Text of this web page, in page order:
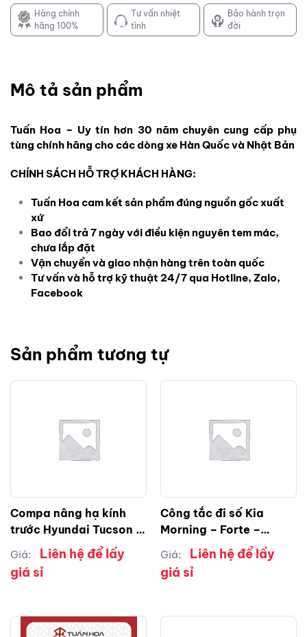
Hàng chính
hãng 100%
Tư vấn nhiệt
tình
Bảo hành trọn
đời
Mô tả sản phẩm
Tuấn Hoa – Uy tín hơn 30 năm chuyên cung cấp phụ
tùng chính hãng cho các dòng xe Hàn Quốc và Nhật Bản
CHÍNH SÁCH HỖ TRỢ KHÁCH HÀNG:
Tuấn Hoa cam kết sản phẩm đúng nguồn gốc xuất
xứ
Bao đổi trả 7 ngày với điều kiện nguyên tem mác,
chưa lắp đặt
Vận chuyển và giao nhận hàng trên toàn quốc
Tư vấn và hỗ trợ kỹ thuật 24/7 qua Hotline, Zalo,
Facebook
Sản phẩm tương tự
Compa nâng hạ kính
trước Hyundai Tucson (
phải )
Giá:
Liên hệ để lấy
giá sỉ
Công tắc đi số Kia
Morning – Forte –
Hyundai Elantra –
Avante – Grand I10
Giá:
Liên hệ để lấy
giá sỉ